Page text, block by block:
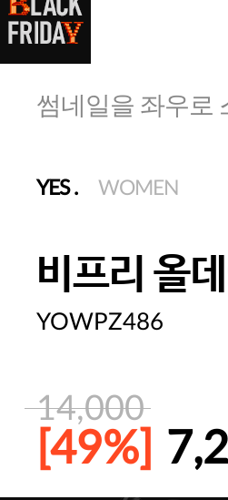
썸네일을 좌우로
YES. WOMEN
비프리 올
YOWPZ486
14,000
[49%]